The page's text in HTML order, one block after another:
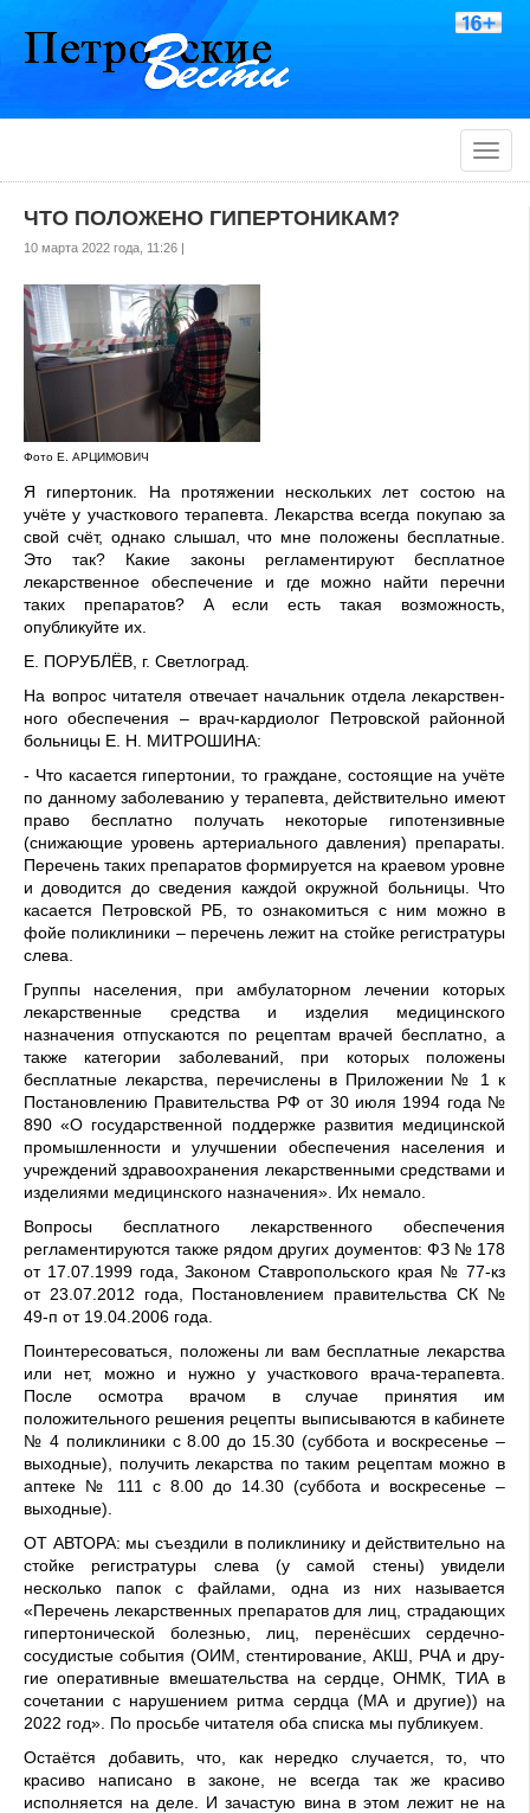
Toggle
ЧТО ПОЛОЖЕНО ГИПЕРТОНИКАМ?
10 марта 2022 года, 11:26 |
Фото Е. АРЦИМОВИЧ
Я гипертоник. На протяже­нии нескольких лет состою на
учёте у участкового терапев­та. Лекарства всегда покупаю за
свой счёт, однако слышал, что мне положены бесплат­ные.
Это так? Какие законы регламентируют бесплатное
лекарственное обеспечение и где можно найти перечни
таких препаратов? А если есть такая возможность,
опубликуйте их.
Е. ПОРУБЛЁВ, г. Светлоград.
На вопрос читателя отвечает начальник отдела лекарствен­
ного обеспечения – врач-кар­диолог Петровской районной
больницы Е. Н. МИТРОШИНА:
- Что касается гипертонии, то граждане, состоящие на учёте
по данному заболеванию у терапев­та, действительно имеют
право бесплатно получать некоторые гипотензивные
(снижающие уро­вень артериального давления) препараты.
Перечень таких пре­паратов формируется на краевом уровне
и доводится до сведе­ния каждой окружной больницы. Что
касается Петровской РБ, то ознакомиться с ним можно в
фойе поликлиники – перечень лежит на стойке регистратуры
слева.
Группы населения, при ам­булаторном лечении которых
лекарственные средства и изде­лия медицинского
назначения отпускаются по рецептам врачей бесплатно, а
также категории заболеваний, при которых по­ложены
бесплатные лекарства, перечислены в Приложении № 1 к
Постановлению Правительства РФ от 30 июля 1994 года №
890 «О государственной поддержке развития медицинской
промыш­ленности и улучшении обеспе­чения населения и
учреждений здравоохранения лекарствен­ными средствами и
изделия­ми медицинского назначения». Их немало.
Вопросы бесплатного лекар­ственного обеспечения
регламен­тируются также рядом других доументов: ФЗ № 178
от 17.07.1999 года, Законом Ставропольского края № 77-кз
от 23.07.2012 года, Постановлением правительства СК №
49-п от 19.04.2006 года.
Поинтересоваться, положены ли вам бесплатные лекарства
или нет, можно и нужно у участкового врача-терапевта.
После осмотра врачом в случае принятия им
положительного решения рецеп­ты выписываются в кабинете
№ 4 поликлиники с 8.00 до 15.30 (суббота и воскресенье –
вы­ходные), получить лекарства по таким рецептам можно в
аптеке № 111 с 8.00 до 14.30 (суббота и воскресенье –
выходные).
ОТ АВТОРА: мы съездили в поликлинику и действительно на
стойке регистратуры слева (у самой стены) увидели
несколько папок с файлами, одна из них называется
«Перечень лекар­ственных препаратов для лиц, страдающих
гипертонической болезнью, лиц, перенёсших сер­дечно-
сосудистые события (ОИМ, стентирование, АКШ, РЧА и дру­
гие оперативные вмешательства на сердце, ОНМК, ТИА в
сочета­нии с нарушением ритма сердца (МА и другие)) на
2022 год». По просьбе читателя оба списка мы публикуем.
Остаётся добавить, что, как не­редко случается, то, что
красиво написано в законе, не всегда так же красиво
исполняется на деле. И зачастую вина в этом лежит не на